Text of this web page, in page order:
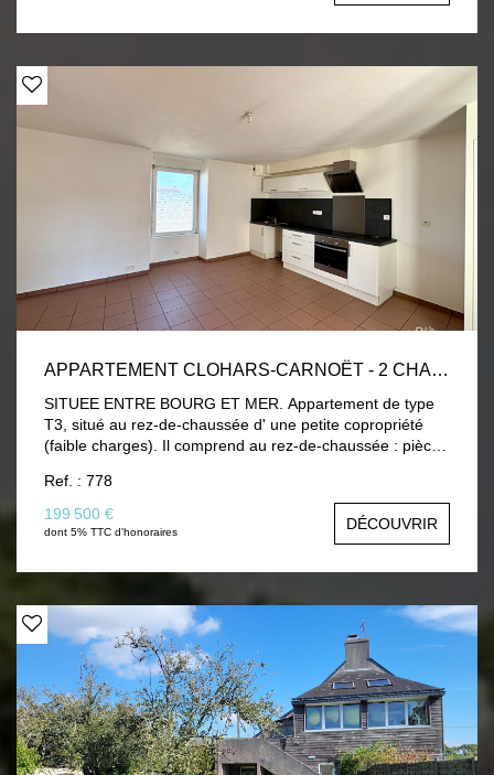
APPARTEMENT CLOHARS-CARNOËT - 2 CHAMBRES 56.50 M2
SITUEE ENTRE BOURG ET MER. Appartement de type
T3, situé au rez-de-chaussée d' une petite copropriété
(faible charges). Il comprend au rez-de-chaussée : pièce
couloir, salle d'eau, chambre, wc. Au 2ème étage:
dégagement avec placard, chambre. Le tout avec une
terrasse privative, place de stationnement et box privatif.
Ref. : 778
199 500 €
dont 5% TTC d'honoraires DÉCOUVRIR